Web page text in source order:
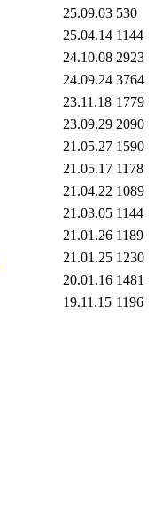
25.09.03 530
25.04.14 1144
24.10.08 2923
24.09.24 3764
23.11.18 1779
23.09.29 2090
21.05.27 1590
21.05.17 1178
21.04.22 1089
21.03.05 1144
21.01.26 1189
21.01.25 1230
20.01.16 1481
19.11.15 1196